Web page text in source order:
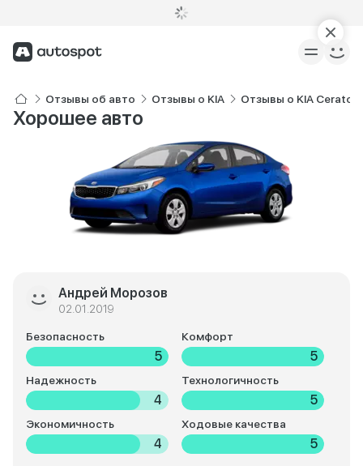
Отзывы об авто Отзывы о KIA Отзывы о KIA Cerato
Хорошее авто
Андрей Морозов
02.01.2019
Безопасность
5
Комфорт
5
Надежность
4
Технологичность
5
Экономичность
4
Ходовые качества
5